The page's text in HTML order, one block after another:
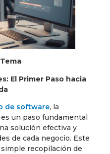
El Primer Paso hacia
de software, la
un paso fundamental
solución efectiva y
de cada negocio. Este
recopilación de